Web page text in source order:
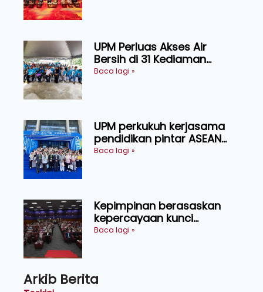
UPM Perluas Akses Air
Bersih di 31 Kediaman
Orang Asli Tasik Chini
Baca lagi »
UPM perkukuh kerjasama
pendidikan pintar ASEAN
menerusi lawatan rasmi ke
Baca lagi »
Kepimpinan berasaskan
kepercayaan kunci
kecemerlangan institusi -
Baca lagi »
Arkib Berita